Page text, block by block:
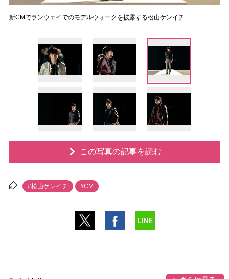
新CMでランウェイでのモデルウォークを披露する松山ケンイチ
この写真の記事を読む
#松山ケンイチ #CM